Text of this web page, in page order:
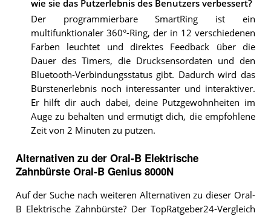
wie sie das Putzerlebnis des Benutzers verbessert?
Der programmierbare SmartRing ist ein
multifunktionaler 360°-Ring, der in 12 verschiedenen
Farben leuchtet und direktes Feedback über die
Dauer des Timers, die Drucksensordaten und den
Bluetooth-Verbindungsstatus gibt. Dadurch wird das
Bürstenerlebnis noch interessanter und interaktiver.
Er hilft dir auch dabei, deine Putzgewohnheiten im
Auge zu behalten und ermutigt dich, die empfohlene
Zeit von 2 Minuten zu putzen.
Alternativen zu der Oral-B Elektrische
Zahnbürste Oral-B Genius 8000N
Auf der Suche nach weiteren Alternativen zu dieser Oral-
B Elektrische Zahnbürste? Der TopRatgeber24-Vergleich